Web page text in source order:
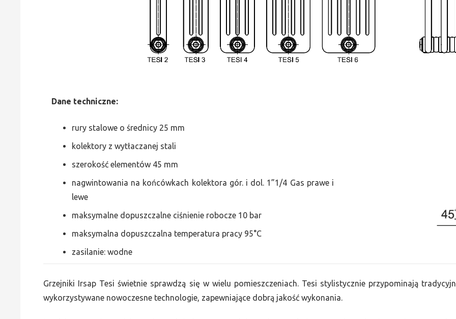
Dane techniczne:
rury stalowe o średnicy 25 mm
kolektory z wytłaczanej stali
szerokość elementów 45 mm
nagwintowania na końcówkach kolektora gór. i dol. 1”1/4 Gas prawe i
lewe
maksymalne dopuszczalne ciśnienie robocze 10 bar
maksymalna dopuszczalna temperatura pracy 95°C
zasilanie: wodne
Grzejniki Irsap Tesi świetnie sprawdzą się w wielu pomieszczeniach. Tesi stylistycznie przypominają
wykorzystywane nowoczesne technologie, zapewniające dobrą jakość wykonania.